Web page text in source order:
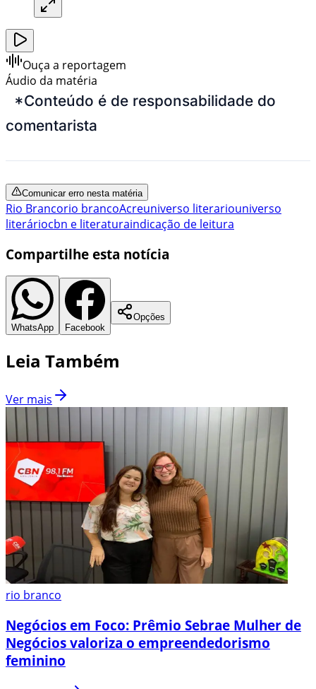
Ouça a reportagem
Áudio da matéria
*Conteúdo é de responsabilidade do
comentarista
Comunicar erro nesta matéria
Rio Brancorio brancoAcreuniverso literariouniverso
literáriocbn e literaturaindicação de leitura
Compartilhe esta notícia
WhatsApp Facebook
Opções
Leia Também
Ver mais
rio branco
Negócios em Foco: Prêmio Sebrae Mulher de
Negócios valoriza o empreendedorismo
feminino